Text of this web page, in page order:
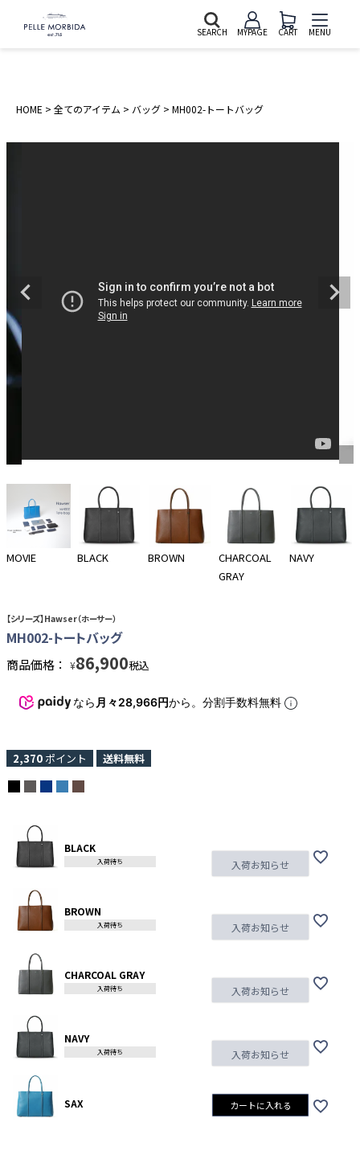
SEARCH MYPAGE CART MENU
HOME 全てのアイテム バッグ MH002-トートバッグ
MOVIE BLACK BROWN
CHARCOAL
GRAY
NAVY
【シリーズ】Hawser（ホーサー）
MH002-トートバッグ
商品価格： ¥86,900税込
なら 月々28,966円から。分割手数料無料
2,370 ポイント 送料無料
BLACK
入荷待ち 入荷お知らせ
BROWN
入荷待ち 入荷お知らせ
CHARCOAL GRAY
入荷待ち 入荷お知らせ
NAVY
入荷待ち 入荷お知らせ
SAX カートに入れる